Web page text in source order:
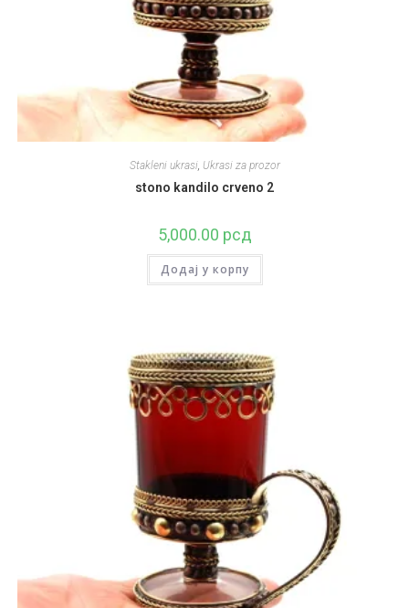
Stakleni ukrasi, Ukrasi za prozor
stono kandilo crveno 2
5,000.00 рсд
Додај у корпу